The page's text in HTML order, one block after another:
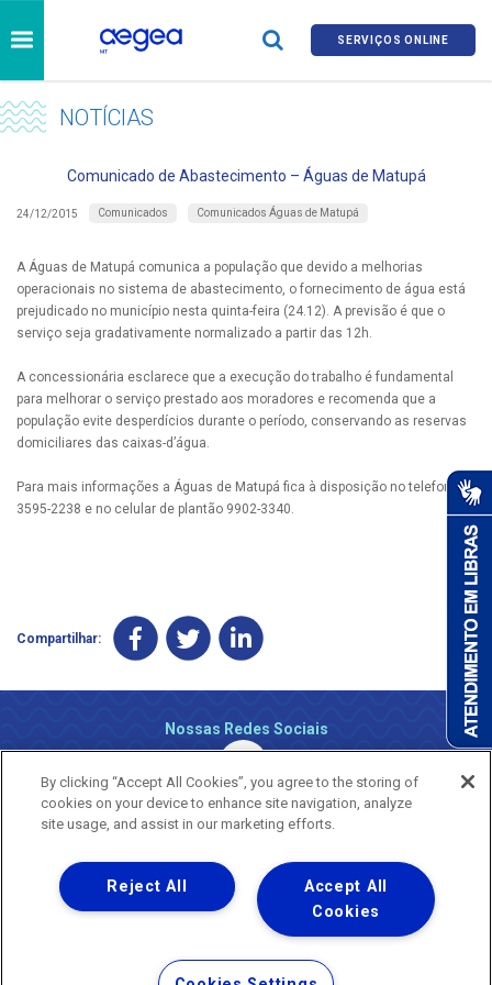
SERVIÇOS ONLINE
NOTÍCIAS
Comunicado de Abastecimento – Águas de Matupá
24/12/2015 Comunicados Comunicados Águas de Matupá
A Águas de Matupá comunica a população que devido a melhorias
operacionais no sistema de abastecimento, o fornecimento de água está
prejudicado no município nesta quinta-feira (24.12). A previsão é que o
serviço seja gradativamente normalizado a partir das 12h.
A concessionária esclarece que a execução do trabalho é fundamental
para melhorar o serviço prestado aos moradores e recomenda que a
população evite desperdícios durante o período, conservando as reservas
domiciliares das caixas-d’água.
Para mais informações a Águas de Matupá fica à disposição no telefone
3595-2238 e no celular de plantão 9902-3340.
Compartilhar:
Nossas Redes Sociais
Uma empresa
Copyright ® 2026 - Todos os Direitos Reservados.
Nossa natureza movimenta a vida
Termos Gerais de Uso de Sites e Aplicativos
By clicking “Accept All Cookies”, you agree to the storing of
cookies on your device to enhance site navigation, analyze
site usage, and assist in our marketing efforts.
Accept All
Cookies
Reject All